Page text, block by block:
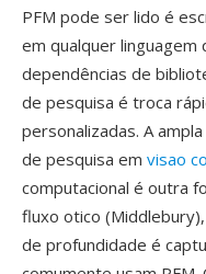
PFM pode ser lido é
em qualquer
dependências de
de pesquisa é troca
personalizadas. A
de pesquisa em visao
computacional é outra
fluxo otico
de profundidade é